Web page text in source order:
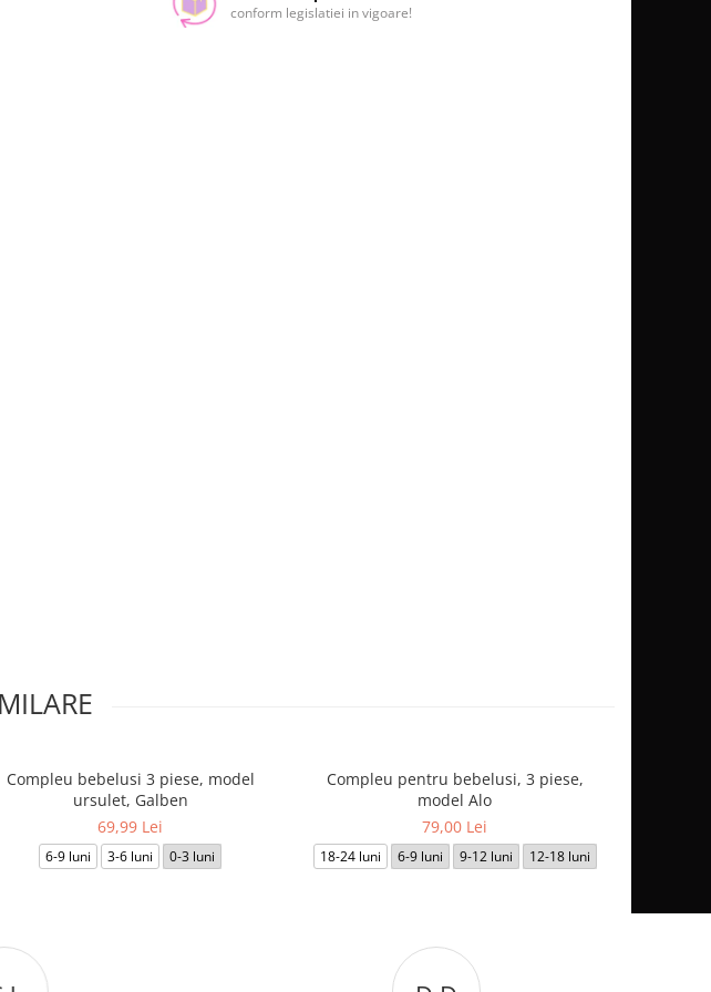
conform legislatiei in vigoare!
Compleu bebelusi 3 piese, model
ursulet, Galben
69,99 Lei
6-9 luni 3-6 luni 0-3 luni
Compleu pentru bebelusi, 3 piese,
model Alo
79,00 Lei
18-24 luni 6-9 luni 9-12 luni 12-18 luni